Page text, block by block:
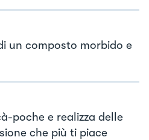
un composto morbido e
poche e realizza delle
che più ti piace